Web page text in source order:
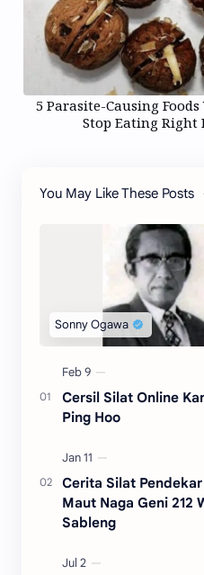
5 Parasite-Causing Foods
Stop Eating Right
You May Like These Posts
Cersil Silat Online
Ping Hoo
Cerita Silat
Maut Naga Geni 212
Sableng